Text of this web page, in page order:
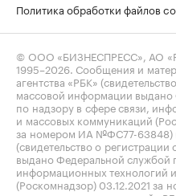
Политика обработки файлов
© ООО «БИЗНЕСПРЕСС», АО
1995–2026. Сообщения и
агентства «РБК»
массовой информации
по надзору в сфере связи,
и массовых коммуникаций
за номером ИА №ФС77-63848)
(свидетельство о
выдано Федеральной службой
информационных технологий
(Роскомнадзор) 03.12.2021